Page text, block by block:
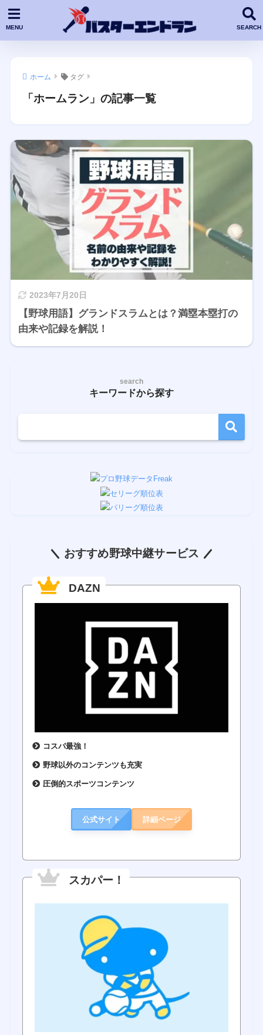
ホーム タグ
「ホームラン」の記事一覧
2023年7月20日
【野球用語】グランドスラムとは？満塁本塁打の
由来や記録を解説！
search
キーワードから探す
おすすめ野球中継サービス
DAZN
コスパ最強！
野球以外のコンテンツも充実
圧倒的スポーツコンテンツ
公式サイト 詳細ページ
スカパー！